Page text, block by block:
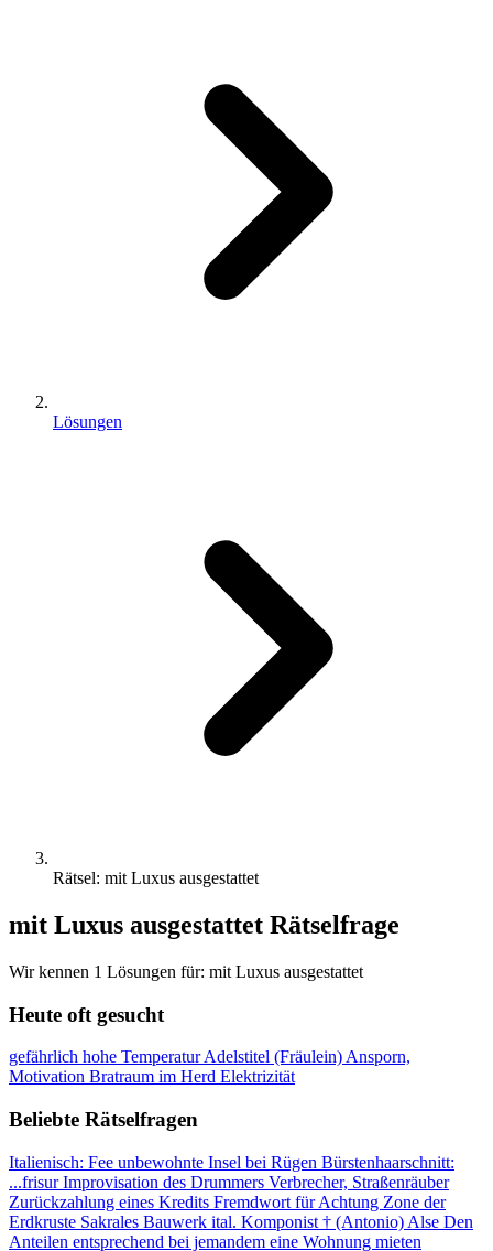
Lösungen
Rätsel: mit Luxus ausgestattet
mit Luxus ausgestattet Rätselfrage
Wir kennen 1 Lösungen für: mit Luxus ausgestattet
Heute oft gesucht
gefährlich hohe TemperaturAdelstitel (Fräulein) Ansporn,
Motivation Bratraum im Herd Elektrizität
Beliebte Rätselfragen
Italienisch: Fee unbewohnte Insel bei Rügen Bürstenhaarschnitt:
...frisurImprovisation des Drummers Verbrecher, Straßenräuber
Zurückzahlung eines Kredits Fremdwort für Achtung Zone der
Erdkruste Sakrales Bauwerk ital. Komponist † (Antonio) Alse Den
Anteilen entsprechend bei jemandem eine Wohnung mieten